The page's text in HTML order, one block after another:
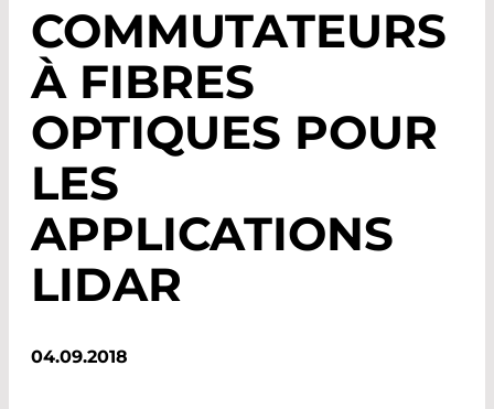
COMMUTATEURS
À FIBRES
OPTIQUES POUR
LES
APPLICATIONS
LIDAR
04.09.2018